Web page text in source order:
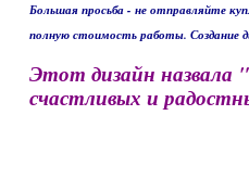
Большая просьба - не отправляйте
полную стоимость работы. Создание
Этот дизайн назвала
счастливых и